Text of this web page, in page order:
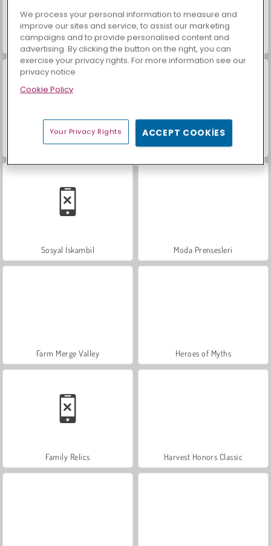
İçecekleri Eşle Trollface Quest: USA 2
Masha and the Bear: Meadows Scala 40
Sosyal İskambil Moda Prensesleri
Farm Merge Valley Heroes of Myths
Family Relics Harvest Honors Classic
We process your personal information to measure and
improve our sites and service, to assist our marketing
campaigns and to provide personalised content and
advertising. By clicking the button on the right, you can
exercise your privacy rights. For more information see our
privacy notice
Cookie Policy
Your Privacy Rights ACCEPT COOKIES